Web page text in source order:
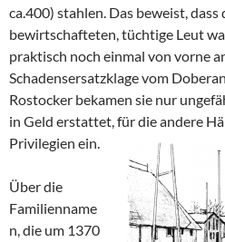
ca.400) stahlen. Das beweist,
bewirtschafteten, tüchtige Leut
praktisch noch einmal von vorne
Schadensersatzklage vom
Rostocker bekamen sie nur
in Geld erstattet, für die andere
Privilegien ein.
Über die
Familienname
n, die um 1370